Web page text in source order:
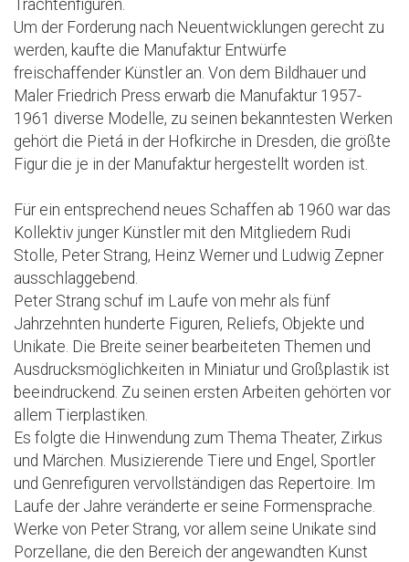
Trachtenfiguren.
Um der Forderung nach Neuentwicklungen gerecht zu
werden, kaufte die Manufaktur Entwürfe
freischaffender Künstler an. Von dem Bildhauer und
Maler Friedrich Press erwarb die Manufaktur 1957-
1961 diverse Modelle, zu seinen bekanntesten Werken
gehört die Pietá in der Hofkirche in Dresden, die größte
Figur die je in der Manufaktur hergestellt worden ist.
Für ein entsprechend neues Schaffen ab 1960 war das
Kollektiv junger Künstler mit den Mitgliedern Rudi
Stolle, Peter Strang, Heinz Werner und Ludwig Zepner
ausschlaggebend.
Peter Strang schuf im Laufe von mehr als fünf
Jahrzehnten hunderte Figuren, Reliefs, Objekte und
Unikate. Die Breite seiner bearbeiteten Themen und
Ausdrucksmöglichkeiten in Miniatur und Großplastik ist
beeindruckend. Zu seinen ersten Arbeiten gehörten vor
allem Tierplastiken.
Es folgte die Hinwendung zum Thema Theater, Zirkus
und Märchen. Musizierende Tiere und Engel, Sportler
und Genrefiguren vervollständigen das Repertoire. Im
Laufe der Jahre veränderte er seine Formensprache.
Werke von Peter Strang, vor allem seine Unikate sind
Porzellane, die den Bereich der angewandten Kunst